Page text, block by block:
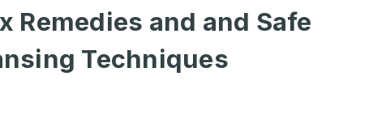
Remedies and and Safe
Techniques